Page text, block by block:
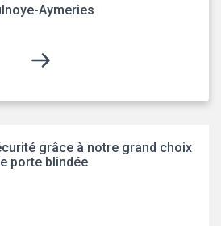
Aymeries
grâce à notre grand choix
porte blindée